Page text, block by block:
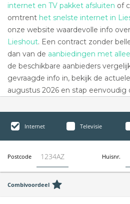
internet en TV pakket afsluiten of
omtrent het snelste internet in
onze website waardevolle info over
Lieshout. Een contract zonder
dan van de aanbiedingen met
de beschikbare aanbieders
gevraagde info in, bekijk de
augustus 2026 en stap eenvoudig
Internet Televisie
Postcode Huisnr.
Combivoordeel